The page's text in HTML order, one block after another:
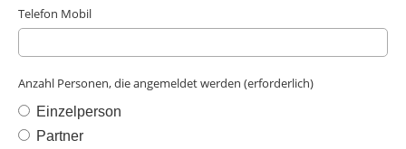
Telefon Mobil
Anzahl Personen, die angemeldet werden (erforderlich)
Einzelperson
Partner